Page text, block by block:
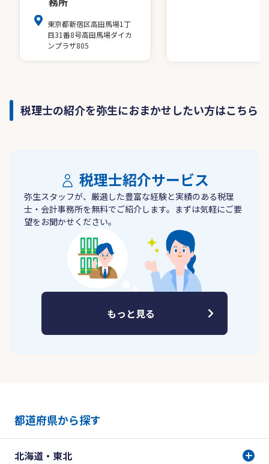
東京都新宿区高田馬場1丁
目31番8号高田馬場ダイカ
ンプラザ805
税理士の紹介を弥生におまかせしたい方はこちら
税理士紹介サービス
弥生スタッフが、厳選した豊富な経験と実績のある税理
士・会計事務所を無料でご紹介します。まずは気軽にご要
望をお聞かせください。
もっと見る
都道府県から探す
北海道・東北